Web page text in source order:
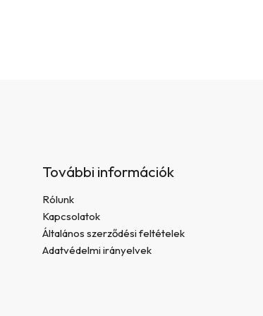
További információk
Rólunk
Kapcsolatok
Általános szerződési feltételek
Adatvédelmi irányelvek